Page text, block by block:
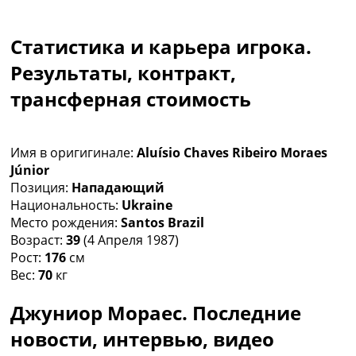
Чемпионат Мира
Украина. Премьер-Лига
Украина. Первая Лига
Лига Чемпионов
Другие Турниры >>>
Таблицы
Таблицы групп Чемпионата Мира
Украина. Премьер-Лига
Украина. Первая Лига
Лига Чемпионов. Таблицы групп
Англия. Премьер-Лига
Рейтинги
Рейтинг стран УЕФА
Рейтинг клубов УЕФА
Статистика и карьера игрока.
Результаты, контракт,
трансферная стоимость
Имя в оригигинале: Aluísio Chaves Ribeiro Moraes
Júnior
Позиция: Нападающий
Национальность: Ukraine
Место рождения: Santos Brazil
Возраст: 39(4 Апреля 1987)
Рост: 176 см
Вес: 70 кг
Джуниор Мораес. Последние
новости, интервью, видео